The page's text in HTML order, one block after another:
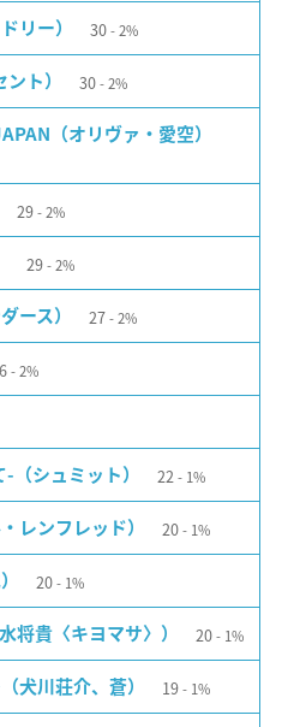
リー） 30 2%
ト） 30 2%
（オリヴァ・愛空）
29 2%
29 2%
ース） 27 2%
2%
（シュミット） 22 1%
レンフレッド） 20 1%
20 1%
将貴〈キヨマサ〉） 20 1%
犬川荘介、蒼） 19 1%